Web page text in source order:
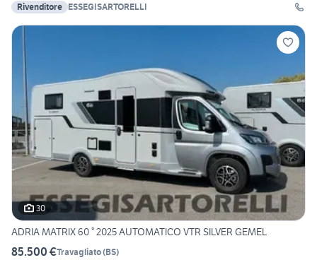
Rivenditore ESSEGISARTORELLI
30
ADRIA MATRIX 60 ° 2025 AUTOMATICO VTR SILVER GEMEL
85.500 €Travagliato(BS)